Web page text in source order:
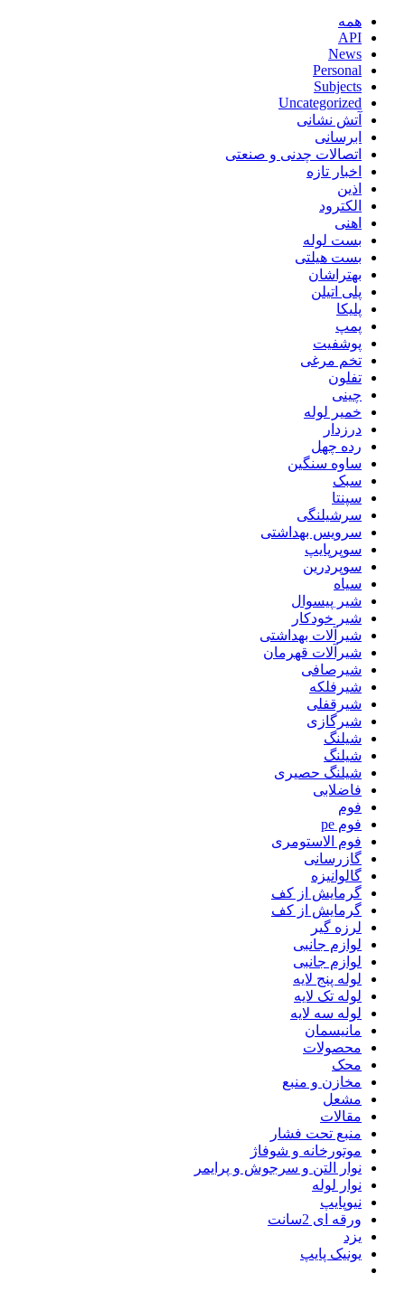
همه
API
News
Personal
Subjects
Uncategorized
آتش نشانی
ابرسانی
اتصالات چدنی و صنعتی
اخبار تازه
اذین
الکترود
اهنی
بست لوله
بست هیلتی
بهتراشان
پلی اتیلن
پلیکا
پمپ
پوشفیت
تخم مرغی
تفلون
چینی
خمیر لوله
درزدار
رده چهل
ساوه سنگین
سبک
سپنتا
سرشیلنگی
سرویس بهداشتی
سوپرپایپ
سوپردرین
سیاه
شیر پیسوال
شیر خودکار
شیرآلات بهداشتی
شیرآلات قهرمان
شیرصافی
شیرفلکه
شیرقفلی
شیرگازی
شیلنگ
شیلنگ
شیلنگ حصیری
فاضلابی
فوم
فوم pe
فوم الاستومری
گازرسانی
گالوانیزه
گرمایش از کف
گرمایش از کف
لرزه گیر
لوازم جانبی
لوازم جانبی
لوله پنج لایه
لوله تک لایه
لوله سه لایه
مانیسمان
محصولات
محک
مخازن و منبع
مشعل
مقالات
منبع تحت فشار
موتورخانه و شوفاژ
نوار التن و سرجوش و پرایمر
نوار لوله
نیوپایپ
ورقه ای 2سانت
یزد
یونیک پایپ